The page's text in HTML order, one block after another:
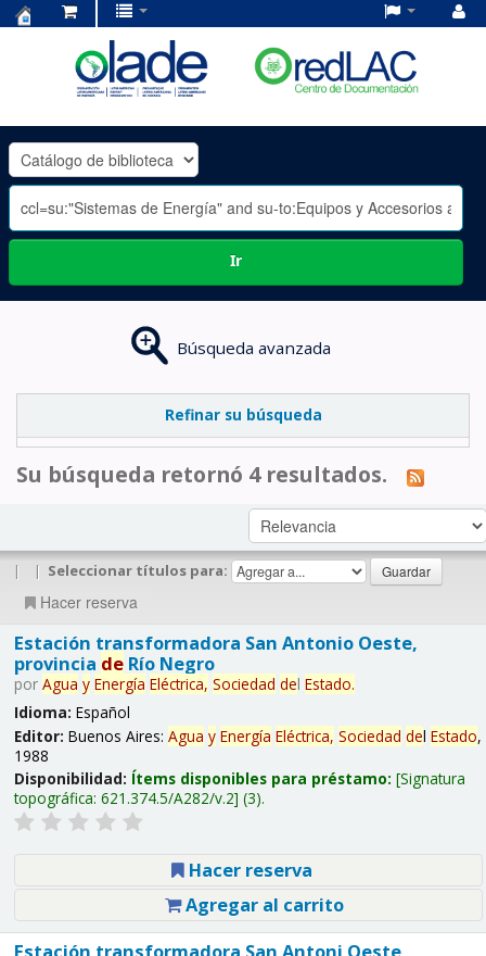
OLADE
-
Ir
Búsqueda avanzada
Refinar su búsqueda
Su búsqueda retornó 4 resultados.
| | Seleccionar títulos para:
Hacer reserva
Estación transformadora San Antonio Oeste,
provincia deRío Negro
por Agua y Energía Eléctrica, Sociedad del Estado.
Idioma: Español
Editor: Buenos Aires: Agua y Energía Eléctrica, Sociedad del Estado,
1988
Disponibilidad: Ítems disponibles para préstamo: Signatura
topográfica: 621.374.5/A282/v.2 (3).
Hacer reserva
Agregar al carrito